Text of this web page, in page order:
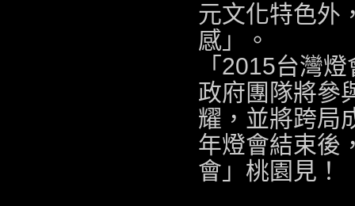
元文化特色外
感」。
「2015台灣
政府團隊將參
耀，並將跨局
年燈會結束後
會」桃園見！